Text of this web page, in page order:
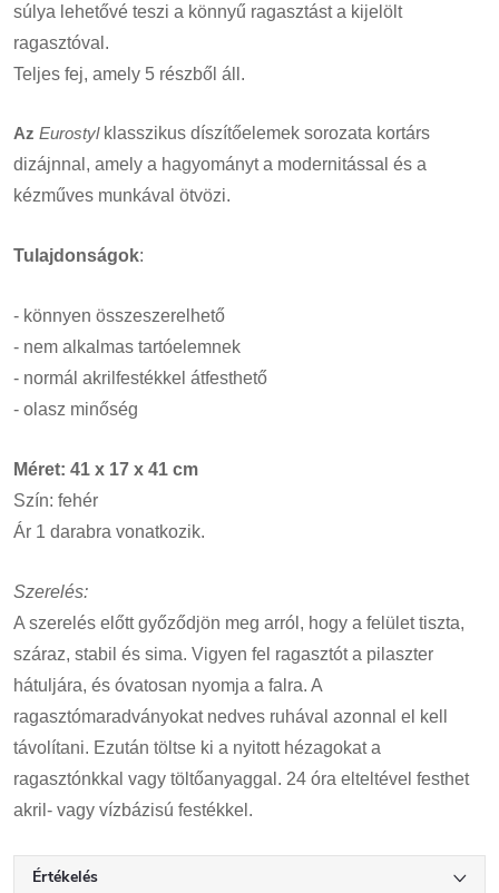
súlya lehetővé teszi a könnyű ragasztást a kijelölt
ragasztóval.
Teljes fej, amely 5 részből áll.
Az Eurostylklasszikus díszítőelemek sorozata kortárs
dizájnnal, amely a hagyományt a modernitással és a
kézműves munkával ötvözi.
Tulajdonságok:
- könnyen összeszerelhető
- nem alkalmas tartóelemnek
- normál akrilfestékkel átfesthető
- olasz minőség
Méret: 41 x 17 x 41 cm
Szín: fehér
Ár 1 darabra vonatkozik.
Szerelés:
A szerelés előtt győződjön meg arról, hogy a felület tiszta,
száraz, stabil és sima. Vigyen fel ragasztót a pilaszter
hátuljára, és óvatosan nyomja a falra. A
ragasztómaradványokat nedves ruhával azonnal el kell
távolítani. Ezután töltse ki a nyitott hézagokat a
ragasztónkkal vagy töltőanyaggal. 24 óra elteltével festhet
akril- vagy vízbázisú festékkel.
Értékelés